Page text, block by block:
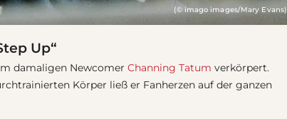
(© imago images/Mary Evans)
Up“
damaligen Newcomer Channing Tatum verkörpert.
Körper ließ er Fanherzen auf der ganzen